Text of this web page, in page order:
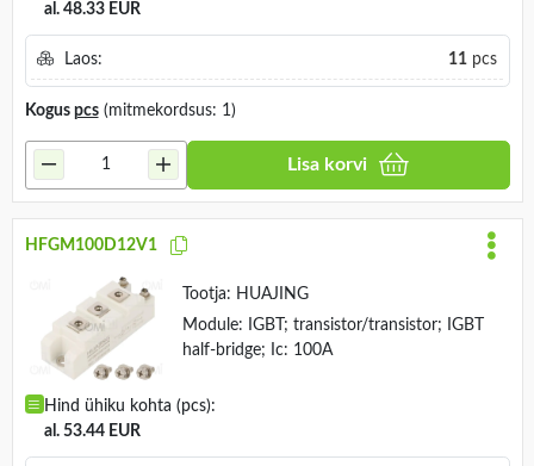
al. 48.33 EUR
Laos: 11pcs
Kogus pcs(mitmekordsus: 1)
Lisa korvi
HFGM100D12V1
Tootja: HUAJING
Module: IGBT; transistor/transistor; IGBT
half-bridge; Ic: 100A
Hind ühiku kohta (pcs):
al. 53.44 EUR